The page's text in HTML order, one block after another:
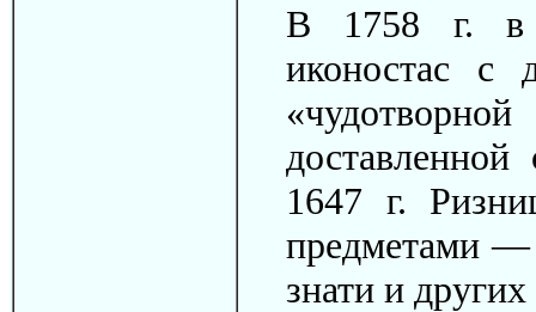
В 1758 г. в
иконостас с
1647 г.
предметами —
знати и